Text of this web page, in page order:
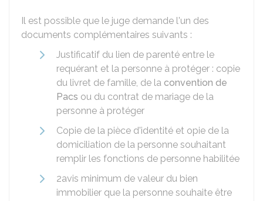
Il est possible que le juge demande l'un des
documents complémentaires suivants :
Justificatif du lien de parenté entre le
requérant et la personne à protéger : copie
du livret de famille, de la convention de
Pacs ou du contrat de mariage de la
personne à protéger
Copie de la pièce d'identité et opie de la
domiciliation de la personne souhaitant
remplir les fonctions de personne habilitée
2avis minimum de valeur du bien
immobilier que la personne souhaite être